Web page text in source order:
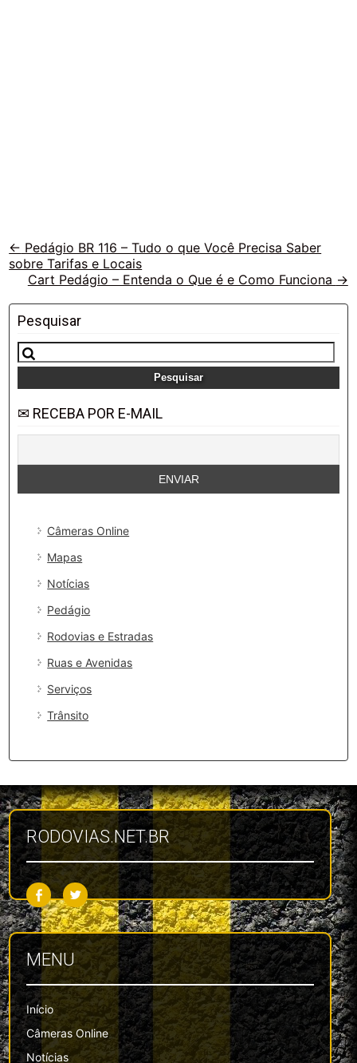
Veja
outras
vias
← Pedágio BR 116 – Tudo o que Você Precisa Saber
sobre Tarifas e Locais
Cart Pedágio – Entenda o Que é e Como Funciona →
Pesquisar
Pesquisar
por:
✉ RECEBA POR E-MAIL
Câmeras Online
Mapas
Notícias
Pedágio
Rodovias e Estradas
Ruas e Avenidas
Serviços
Trânsito
RODOVIAS.NET.BR
MENU
Início
Câmeras Online
Notícias